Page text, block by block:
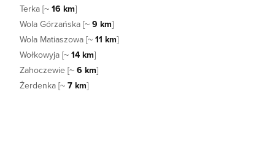
Terka [~ 16 km]
Wola Górzańska [~ 9 km]
Wola Matiaszowa [~ 11 km]
Wołkowyja [~ 14 km]
Zahoczewie [~ 6 km]
Żerdenka [~ 7 km]